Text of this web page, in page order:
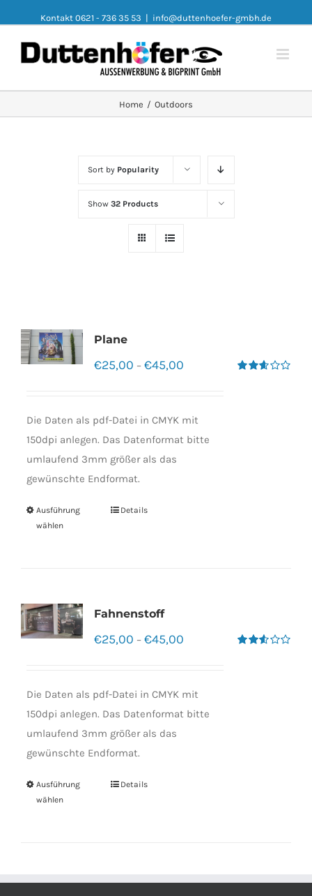
Kontakt 0621 - 736 35 53 | info@duttenhoefer-gmbh.de
Home / Outdoors
Sort by Popularity
Show 32 Products
Plane
€25,00 – €45,00
Die Daten als pdf-Datei in CMYK mit
150dpi anlegen. Das Datenformat bitte
umlaufend 3mm größer als das
gewünschte Endformat.
Ausführung
wählen
Details
Fahnenstoff
€25,00 – €45,00
Die Daten als pdf-Datei in CMYK mit
150dpi anlegen. Das Datenformat bitte
umlaufend 3mm größer als das
gewünschte Endformat.
Ausführung
wählen
Details